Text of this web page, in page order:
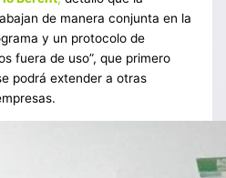
de manera conjunta en la
y un protocolo de
fuera de uso”, que primero
podrá extender a otras